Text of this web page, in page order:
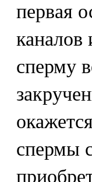
первая
каналов
сперму
спермы